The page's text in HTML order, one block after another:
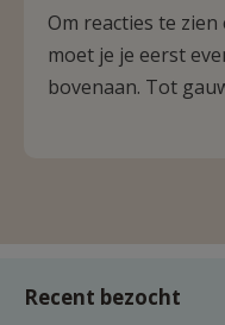
Om reacties te
moet je je eerst
bovenaan. Tot
Recent bezocht